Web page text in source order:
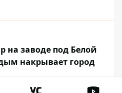
заводе под Белой
накрывает город